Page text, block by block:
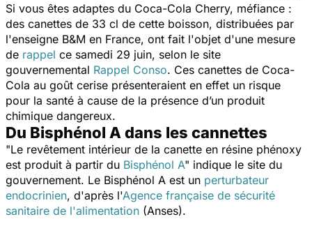
Si vous êtes adaptes du Coca-Cola Cherry, méfiance :
des canettes de 33 cl de cette boisson, distribuées par
l'enseigne B&M en France, ont fait l'objet d'une mesure
de rappel ce samedi 29 juin, selon le site
gouvernemental Rappel Conso. Ces canettes de Coca-
Cola au goût cerise présenteraient en effet un risque
pour la santé à cause de la présence d’un produit
chimique dangereux.
Du Bisphénol A dans les cannettes
"Le revêtement intérieur de la canette en résine phénoxy
est produit à partir du Bisphénol A" indique le site du
gouvernement. Le Bisphénol A est un perturbateur
endocrinien, d'après l'Agence française de sécurité
sanitaire de l'alimentation (Anses).